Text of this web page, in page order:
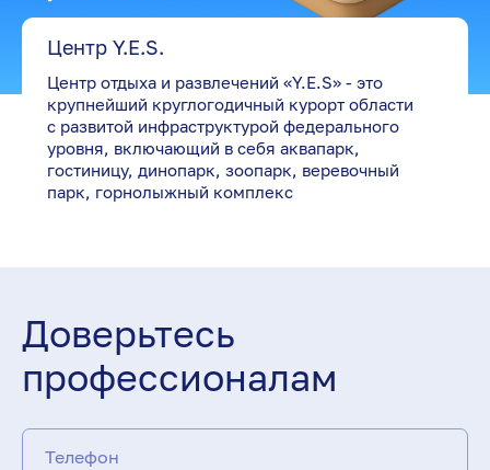
Центр Y.E.S.
Центр отдыха и развлечений «Y.E.S» - это
крупнейший круглогодичный курорт области
с развитой инфраструктурой федерального
уровня, включающий в себя аквапарк,
гостиницу, динопарк, зоопарк, веревочный
парк, горнолыжный комплекс
Доверьтесь
профессионалам
Телефон